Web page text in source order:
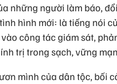
những người làm báo,
hình mới: là tiếng nói
công tác giám sát,
trị trong sạch, vững
mình của dân tộc, bối